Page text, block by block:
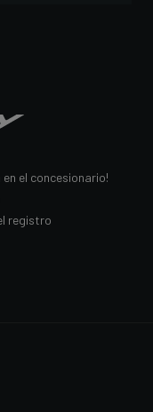
el concesionario!
registro